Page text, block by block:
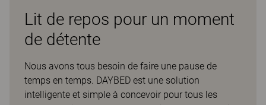
Lit de repos pour un moment
de détente
Nous avons tous besoin de faire une pause de
temps en temps. DAYBED est une solution
intelligente et simple à concevoir pour tous les